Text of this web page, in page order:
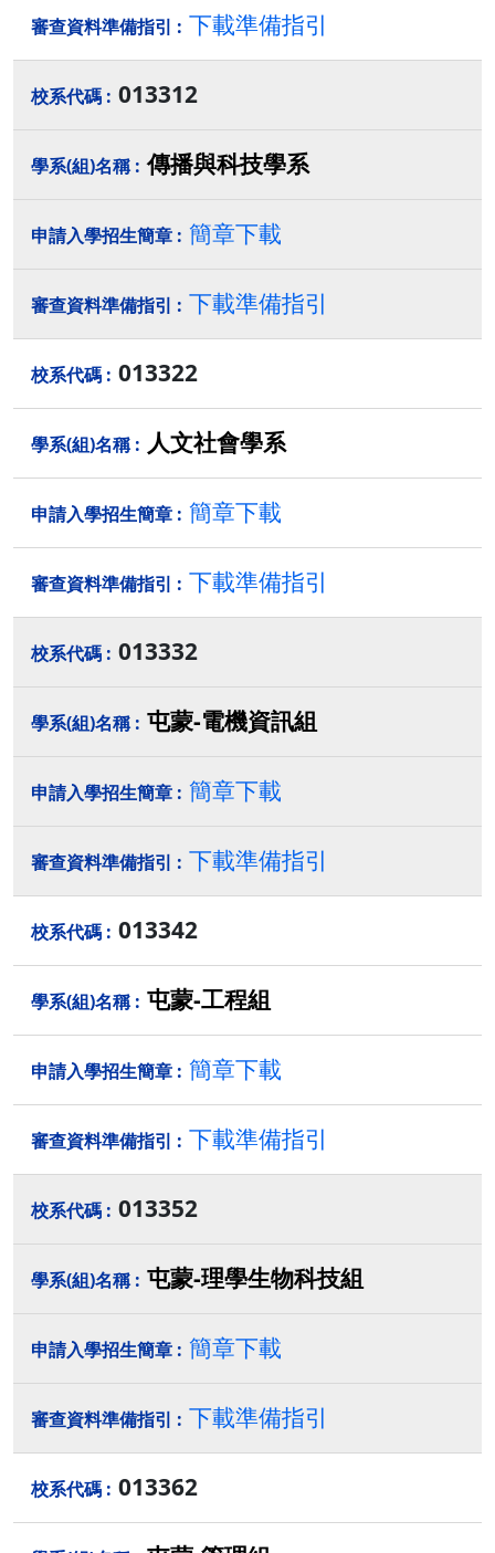
下載準備指引
013312
傳播與科技學系
簡章下載
下載準備指引
013322
人文社會學系
簡章下載
下載準備指引
013332
屯蒙-電機資訊組
簡章下載
下載準備指引
013342
屯蒙-工程組
簡章下載
下載準備指引
013352
屯蒙-理學生物科技組
簡章下載
下載準備指引
013362